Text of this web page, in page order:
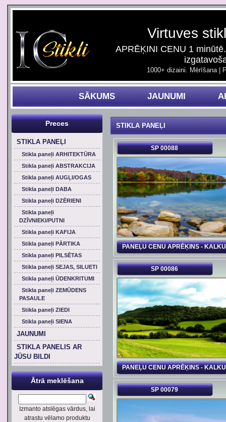
Virtuves
APRĒĶINI CENU 1
1000+ dizaini. Mērīšana |
SĀKUMS JAUNUMI
STIKLA PANEĻI
SP 00088
PANEĻU CENU APRĒĶINS -
SP 00086
PANEĻU CENU APRĒĶINS -
SP 00079
Preces
STIKLA PANEĻI
Stikla paneļi ARHITEKTŪRA
Stikla paneļi ABSTRAKCIJA
Stikla paneļi AUGĻI/OGAS
Stikla paneļi DABA
Stikla paneļi DZĒRIENI
Stikla paneļi
DZĪVNIEKI/PUTNI
Stikla paneļi KAFIJA
Stikla paneļi PĀRTIKA
Stikla paneļi PILSĒTAS
Stikla paneļi SEJAS, SILUETI
Stikla paneļi ŪDENKRITUMI
Stikla paneļi ZEMŪDENS
PASAULE
Stikla paneļi ZIEDI
Stikla paneļi SIENA
JAUNUMI
STIKLA PANELIS AR
JŪSU BILDI
Ātrā meklēšana
Izmanto atslēgas vārdus, lai
atrastu vēlamo produktu